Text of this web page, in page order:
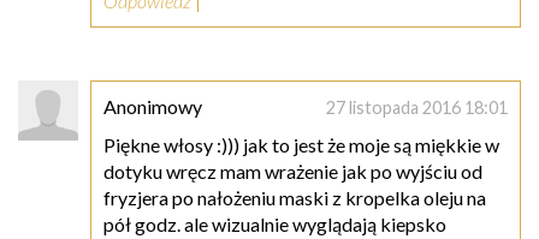
Anonimowy 27 listopada 2016 18:01
Piękne włosy :))) jak to jest że moje są miękkie w
dotyku wręcz mam wrażenie jak po wyjściu od
fryzjera po nałożeniu maski z kropelka oleju na
pół godz. ale wizualnie wyglądają kiepsko